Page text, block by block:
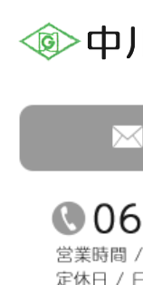
会社案内
ゴム加工品
ホース